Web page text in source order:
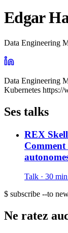
Edgar
Data Engineering
Data Engineering
Kubernetes
Ses talks
REX
Comment
Talk · 30 min
$ subscribe --to
Ne ratez